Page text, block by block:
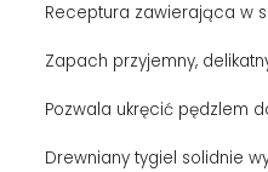
Receptura zawierająca w
Zapach przyjemny,
Pozwala ukręcić pędzlem
Drewniany tygiel solidnie